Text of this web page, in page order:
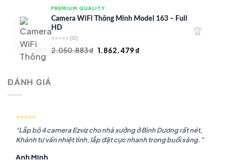
là:
1.948.107 ₫.là:
PREMIUM QUALITY
Camera WiFi Thông Minh Model 163 – Full
HD
⭐⭐⭐⭐⭐ (0)
2.050.883₫ Giá
1.862.479₫
🏆
ĐÁNH GIÁ
⭐⭐⭐⭐⭐
"Lắp bộ 4 camera Ezviz cho nhà xưởng ở Bình Dương rất nét,
Khánh tư vấn nhiệt tình, lắp đặt cực nhanh trong buổi sáng."
Anh Minh